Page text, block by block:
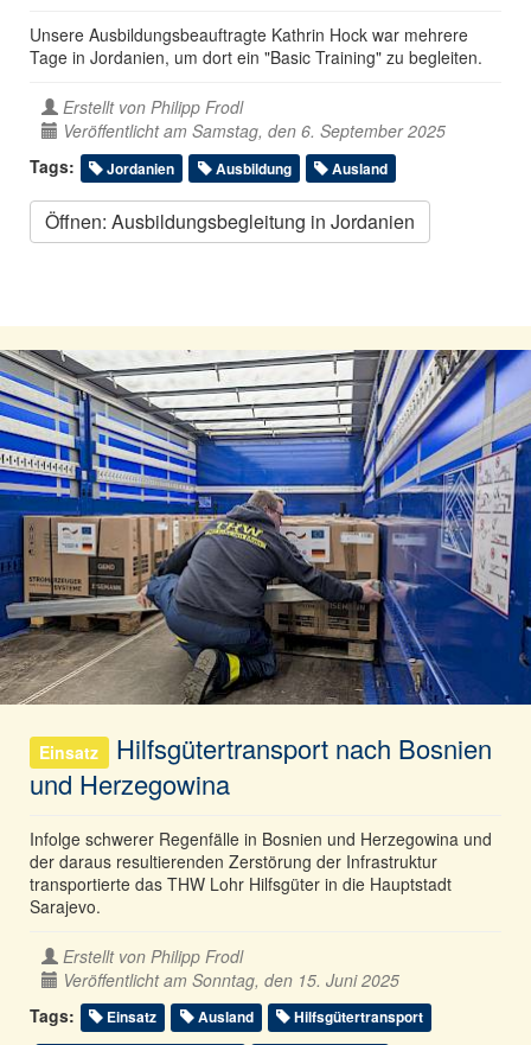
Unsere Ausbildungsbeauftragte Kathrin Hock war mehrere
Tage in Jordanien, um dort ein "Basic Training" zu begleiten.
Erstellt von Philipp Frodl
Veröffentlicht am Samstag, den 6. September 2025
Tags:
Jordanien Ausbildung Ausland
Öffnen: Ausbildungsbegleitung in Jordanien
Einsatz
Hilfsgütertransport nach Bosnien
und Herzegowina
Infolge schwerer Regenfälle in Bosnien und Herzegowina und
der daraus resultierenden Zerstörung der Infrastruktur
transportierte das THW Lohr Hilfsgüter in die Hauptstadt
Sarajevo.
Erstellt von Philipp Frodl
Veröffentlicht am Sonntag, den 15. Juni 2025
Tags:
Einsatz Ausland
Hilfsgütertransport